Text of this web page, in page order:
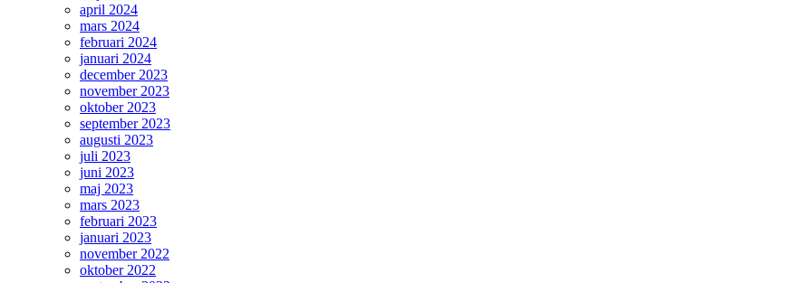
april 2024
mars 2024
februari 2024
januari 2024
december 2023
november 2023
oktober 2023
september 2023
augusti 2023
juli 2023
juni 2023
maj 2023
mars 2023
februari 2023
januari 2023
november 2022
oktober 2022